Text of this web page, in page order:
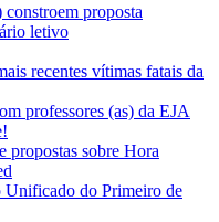
constroem proposta
letivo
recentes vítimas fatais da
professores (as) da EJA
propostas sobre Hora
Unificado do Primeiro de